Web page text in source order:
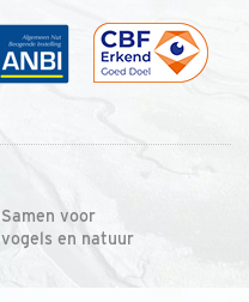
Samen voor
vogels en natuur